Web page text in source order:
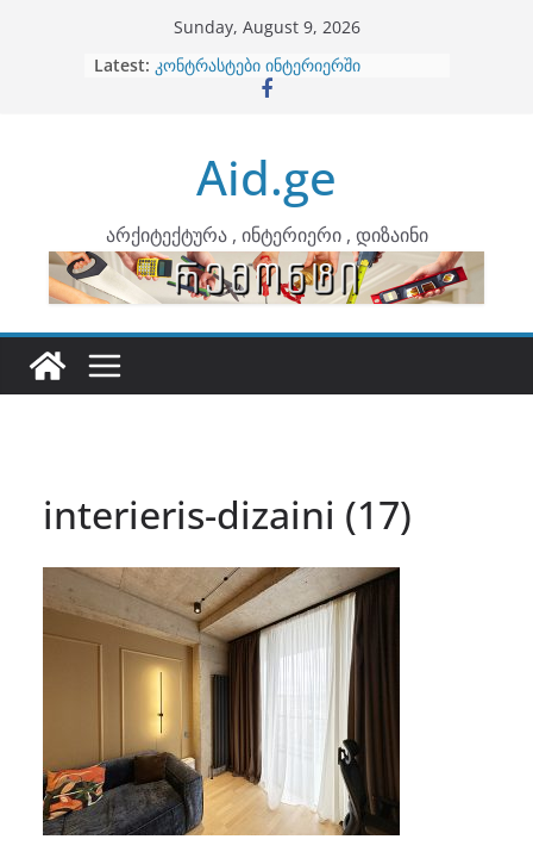
Sunday, August 9, 2026
Latest: ბინების გაერთიანება
კონტრასტები ინტერიერში
ინტერიერის დიზიანი
არტემიდი წარმოგიდგენთ
Aid.ge
არქიტექტურა , ინტერიერი , დიზაინი
interieris-dizaini (17)